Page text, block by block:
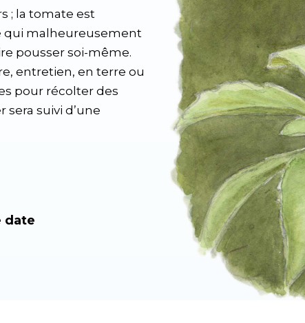
; la tomate est
qui malheureusement
pousser soi-même.
entretien, en terre ou
pour récolter des
sera suivi d’une
date